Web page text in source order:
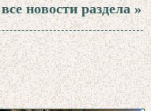
все новости раздела »